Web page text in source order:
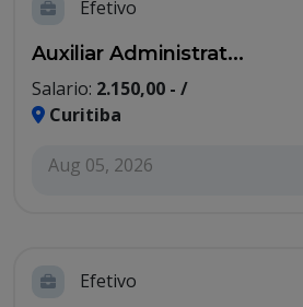
Efetivo
Auxiliar Administrat...
Salario: 2.150,00 - /
Curitiba
Aug 05, 2026
Efetivo